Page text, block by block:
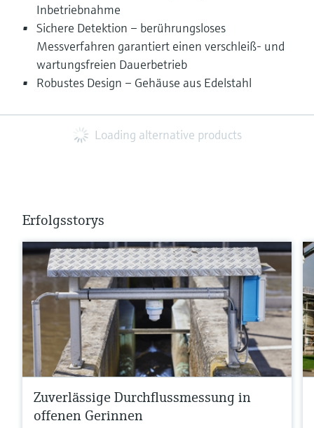
Inbetriebnahme
Sichere Detektion – berührungsloses
Messverfahren garantiert einen verschleiß- und
wartungsfreien Dauerbetrieb
Robustes Design – Gehäuse aus Edelstahl
Loading alternative products
Erfolgsstorys
Zuverlässige Durchflussmessung in
offenen Gerinnen